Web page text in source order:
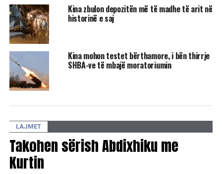
DON'T MISS
Pesë fakte që duhet t’i dini për Ditën Ndërkombëtare të
Gruas
Kina zbulon depozitën më të madhe të arit në
historinë e saj
Kina mohon testet bërthamore, i bën thirrje
SHBA-ve të mbajë moratoriumin
LAJMET
Takohen sërish Abdixhiku me
Kurtin